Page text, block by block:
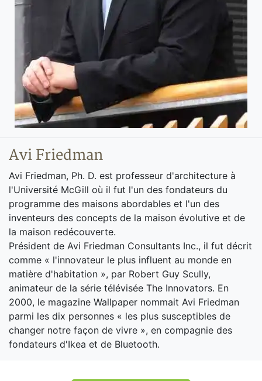
Avi Friedman
Avi Friedman, Ph. D. est professeur d'architecture à
l'Université McGill où il fut l'un des fondateurs du
programme des maisons abordables et l'un des
inventeurs des concepts de la maison évolutive et de
la maison redécouverte.
Président de Avi Friedman Consultants Inc., il fut décrit
comme « l'innovateur le plus influent au monde en
matière d'habitation », par Robert Guy Scully,
animateur de la série télévisée The Innovators. En
2000, le magazine Wallpaper nommait Avi Friedman
parmi les dix personnes « les plus susceptibles de
changer notre façon de vivre », en compagnie des
fondateurs d'Ikea et de Bluetooth.